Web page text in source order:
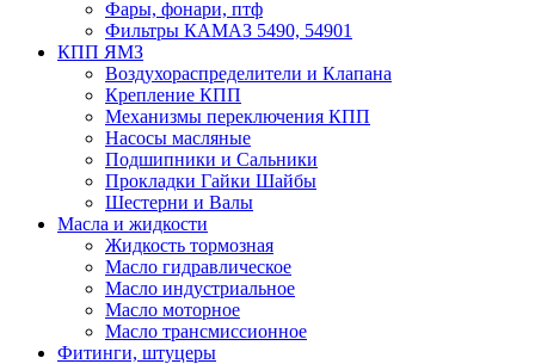
Фары, фонари, птф
Фильтры КАМАЗ 5490, 54901
КПП ЯМЗ
Воздухораспределители и Клапана
Крепление КПП
Механизмы переключения КПП
Насосы масляные
Подшипники и Сальники
Прокладки Гайки Шайбы
Шестерни и Валы
Масла и жидкости
Жидкость тормозная
Масло гидравлическое
Масло индустриальное
Масло моторное
Масло трансмиссионное
Фитинги, штуцеры